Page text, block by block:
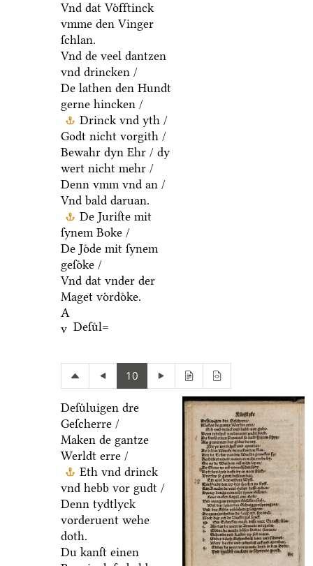
Vnd dat Voͤfftinck
vmme den Vinger
ſchlan.
Vnd de veel dantzen
vnd drincken /
De lathen den Hundt
gerne hincken /
Drinck vnd yth /
Godt nicht vorgith /
Bewahr dyn Ehr / dy
wert nicht mehr /
Denn vmm vnd an /
Vnd bald daruan.
De Juriſte mit
ſynem Boke /
De Joͤde mit ſynem
geſoͤke /
Vnd dat vnder der
Maget voͤrdoͤke.
A
v Deſuͤl=
10
Deſuͤluigen dre
Geſcherre /
Maken de gantze
Werldt erre /
Eth vnd drinck
vnd hebb vor gudt /
Denn tydtlyck
vorderuent wehe
doth.
Du kanſt einen